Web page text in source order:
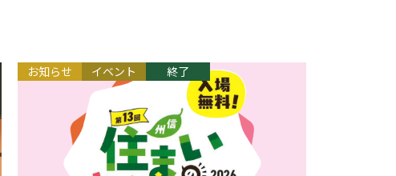
お知らせ イベント 終了